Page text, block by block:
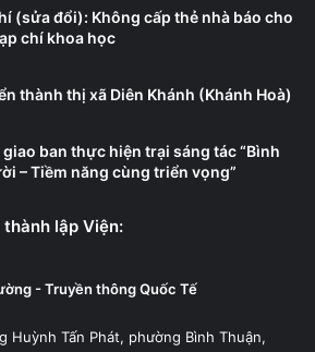
(sửa đổi): Không cấp thẻ nhà báo cho
chí khoa học
thành thị xã Diên Khánh (Khánh Hoà)
ban thực hiện trại sáng tác “Bình
– Tiềm năng cùng triển vọng”
lập Viện:
- Truyền thông Quốc Tế
Huỳnh Tấn Phát, phường Bình Thuận,